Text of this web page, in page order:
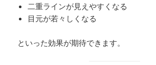
二重ラインが見えやすくなる
目元が若々しくなる
といった効果が期待できます。